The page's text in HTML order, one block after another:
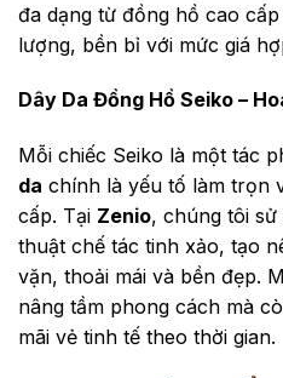
đa dạng từ đồng hồ cao
lượng, bền bỉ với mức giá
Dây Da Đồng Hồ Seiko –
Mỗi chiếc Seiko là một tác
da chính là yếu tố làm trọn
cấp. Tại Zenio, chúng tôi
thuật chế tác tinh xảo, tạo
vặn, thoải mái và bền đẹp.
nâng tầm phong cách mà
mãi vẻ tinh tế theo thời gian.